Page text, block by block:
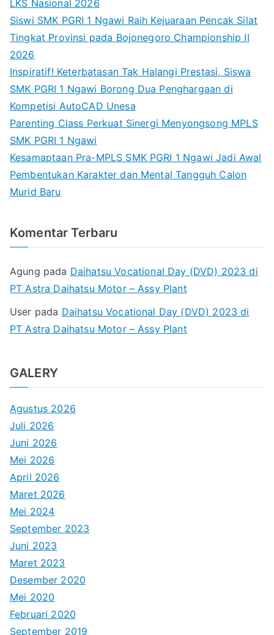
LKS Nasional 2026
Siswi SMK PGRI 1 Ngawi Raih Kejuaraan Pencak Silat
Tingkat Provinsi pada Bojonegoro Championship II
2026
Inspiratif! Keterbatasan Tak Halangi Prestasi, Siswa
SMK PGRI 1 Ngawi Borong Dua Penghargaan di
Kompetisi AutoCAD Unesa
Parenting Class Perkuat Sinergi Menyongsong MPLS
SMK PGRI 1 Ngawi
Kesamaptaan Pra-MPLS SMK PGRI 1 Ngawi Jadi Awal
Pembentukan Karakter dan Mental Tangguh Calon
Murid Baru
Komentar Terbaru
Agung pada Daihatsu Vocational Day (DVD) 2023 di
PT Astra Daihatsu Motor – Assy Plant
User pada Daihatsu Vocational Day (DVD) 2023 di
PT Astra Daihatsu Motor – Assy Plant
GALERY
Agustus 2026
Juli 2026
Juni 2026
Mei 2026
April 2026
Maret 2026
Mei 2024
September 2023
Juni 2023
Maret 2023
Desember 2020
Mei 2020
Februari 2020
September 2019